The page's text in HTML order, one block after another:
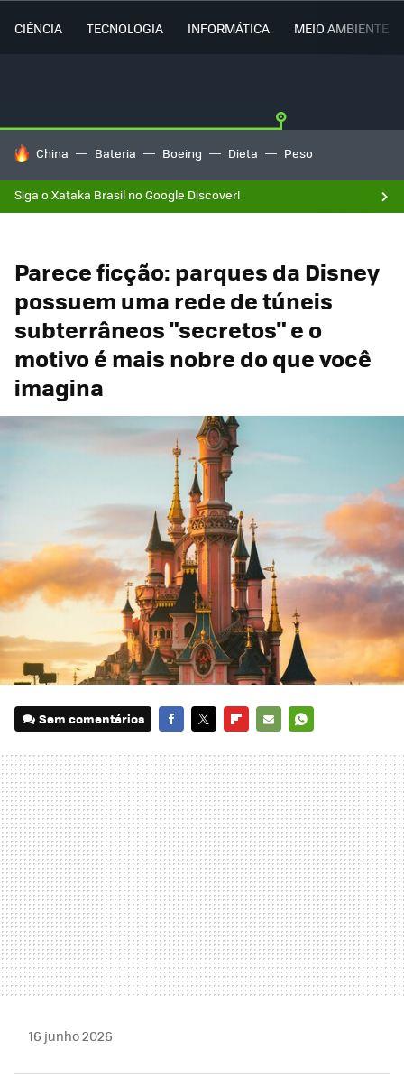
CIÊNCIA TECNOLOGIA INFORMÁTICA MEIO AMBIENTE
TENDÊNCIAS DO DIA
China Bateria Boeing Dieta Peso
Siga o Xataka Brasil no Google Discover!
Parece ficção: parques da Disney
possuem uma rede de túneis
subterrâneos "secretos" e o
motivo é mais nobre do que você
imagina
Sem comentários
MAIL
16 junho 2026